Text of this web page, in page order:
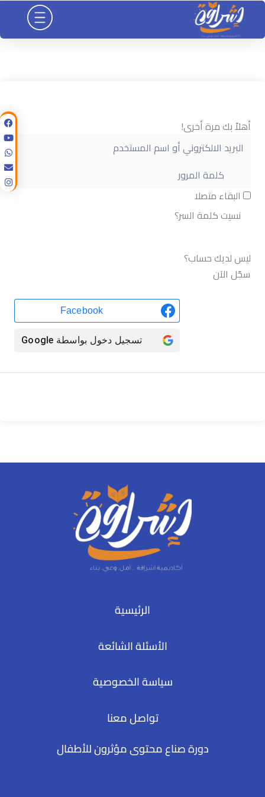
تخطي
المحتوى
أهلاً بك مرة أخرى!
البقاء متصلا
نسيت كلمة السر؟
ليس لديك حساب؟
سجّل الآن
Facebook
تسجيل دخول بواسطة Google
الرئيسية
الأسئلة الشائعة
سياسة الخصوصية
تواصل معنا
دورة صناع محتوى مؤثرون للأطفال